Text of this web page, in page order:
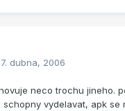
dubna, 2006
neco trochu jineho.
schopny vydelavat, apk se